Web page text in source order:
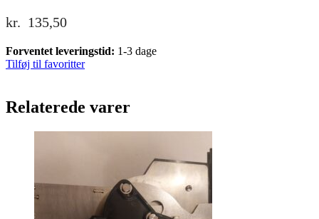
kr. 135,50
Forventet leveringstid: 1-3 dage
Tilføj til favoritter
Relaterede varer